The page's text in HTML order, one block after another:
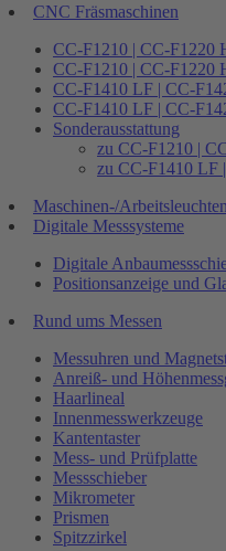
CNC Fräsmaschinen
CC-F1210 | CC-F1220
CC-F1210 | CC-F1220
CC-F1410 LF | CC-
CC-F1410 LF | CC-
Sonderausstattung
zu CC-F1210 |
zu CC-F1410 LF
Maschinen-/Arbeitsleuchten
Digitale Messsysteme
Digitale
Positionsanzeige und
Rund ums Messen
Messuhren und
Anreiß- und
Haarlineal
Innenmesswerkzeuge
Kantentaster
Mess- und Prüfplatte
Messschieber
Mikrometer
Prismen
Spitzzirkel